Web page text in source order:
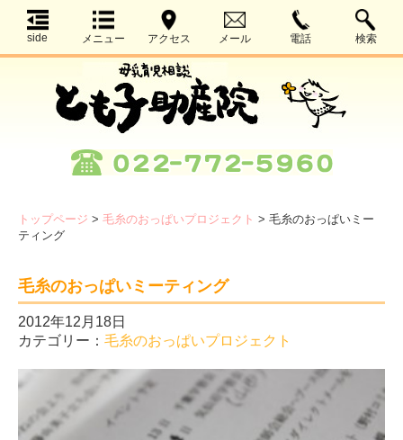
side メニュー アクセス メール 電話 検索
トップページ > 毛糸のおっぱいプロジェクト > 毛糸のおっぱいミー
ティング
毛糸のおっぱいミーティング
2012年12月18日
カテゴリー： 毛糸のおっぱいプロジェクト